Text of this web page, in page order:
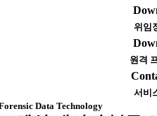
위임
원격
서비
Data Technology